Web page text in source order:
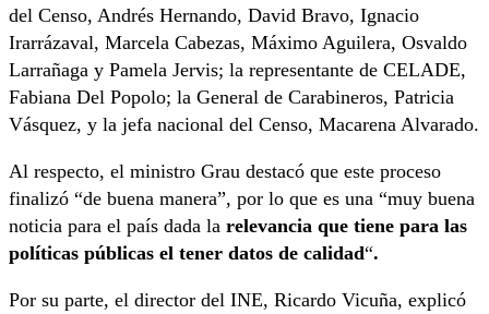
del Censo, Andrés Hernando, David Bravo, Ignacio
Irarrázaval, Marcela Cabezas, Máximo Aguilera, Osvaldo
Larrañaga y Pamela Jervis; la representante de CELADE,
Fabiana Del Popolo; la General de Carabineros, Patricia
Vásquez, y la jefa nacional del Censo, Macarena Alvarado.
Al respecto, el ministro Grau destacó que este proceso
finalizó “de buena manera”, por lo que es una “muy buena
noticia para el país dada la relevancia que tiene para las
políticas públicas el tener datos de calidad“.
Por su parte, el director del INE, Ricardo Vicuña, explicó